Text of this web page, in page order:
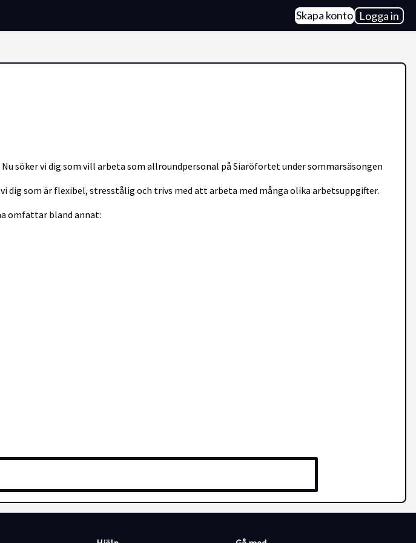
Skapa konto Logga in
söker vi dig som vill arbeta som allroundpersonal på Siaröfortet under sommarsäsongen
dig som är flexibel, stresstålig och trivs med att arbeta med många olika arbetsuppgifter.
omfattar bland annat: